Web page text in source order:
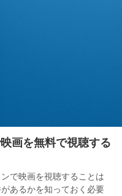
画を無料で視聴する
で映画を視聴することは
あるかを知っておく必要